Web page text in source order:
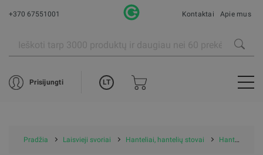
+370 67551001 Kontaktai Apie mus
Prisijungti LT
Pradžia Laisvieji svoriai Hanteliai, hantelių stovai Hanteliai